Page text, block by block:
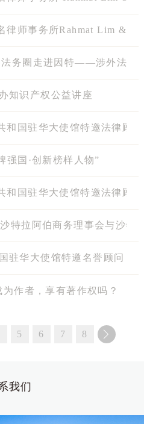
律师事务所Rahmat Lim &
法务圈走进因特——涉外法治
知识产权公益讲座
和国驻华大使馆特邀法律顾问
强国·创新榜样人物”
和国驻华大使馆特邀法律顾问
特拉阿伯商务理事会与沙特
驻华大使馆特邀名誉顾问
作者，享有著作权吗？
5 6 7 8
我们